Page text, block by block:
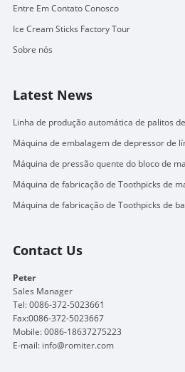
Entre Em Contato Conosco
Ice Cream Sticks Factory Tour
Sobre nós
Latest News
Linha de produção automática de palitos
Máquina de embalagem de depressor de
Máquina de pressão quente do bloco de
Máquina de fabricação de Toothpicks de
Máquina de fabricação de Toothpicks de
Contact Us
Peter
Sales Manager
Tel: 0086-372-5023661
Fax:0086-372-5023667
Mobile: 0086-18637275223
E-mail: info@romiter.com